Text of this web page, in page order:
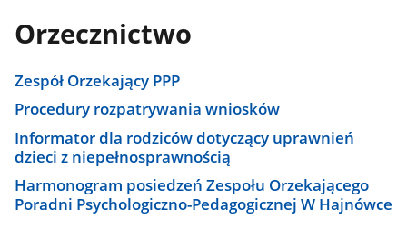
Orzecznictwo
Zespół Orzekający PPP
Procedury rozpatrywania wniosków
Informator dla rodziców dotyczący uprawnień
dzieci z niepełnosprawnością
Harmonogram posiedzeń Zespołu Orzekającego
Poradni Psychologiczno-Pedagogicznej W Hajnówce